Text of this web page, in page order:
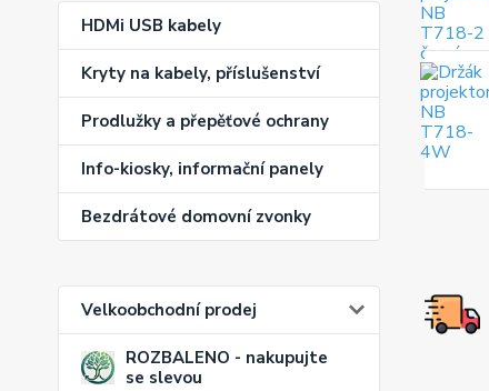
HDMi USB kabely
Kryty na kabely, příslušenství
Prodlužky a přepěťové ochrany
Info-kiosky, informační panely
Bezdrátové domovní zvonky
Velkoobchodní prodej
ROZBALENO - nakupujte
se slevou